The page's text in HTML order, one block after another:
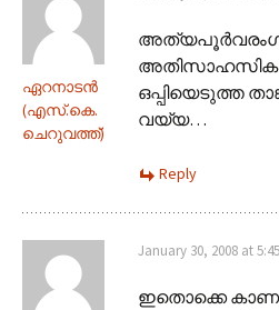
ഏറനാടന്‍
(എസ്‌.കെ.
ചെറുവത്ത്‌)
ഒപ്പിയെടുത്ത
വയ്യ…
Reply
January 30, 2008 at
ഇതൊക്കെ